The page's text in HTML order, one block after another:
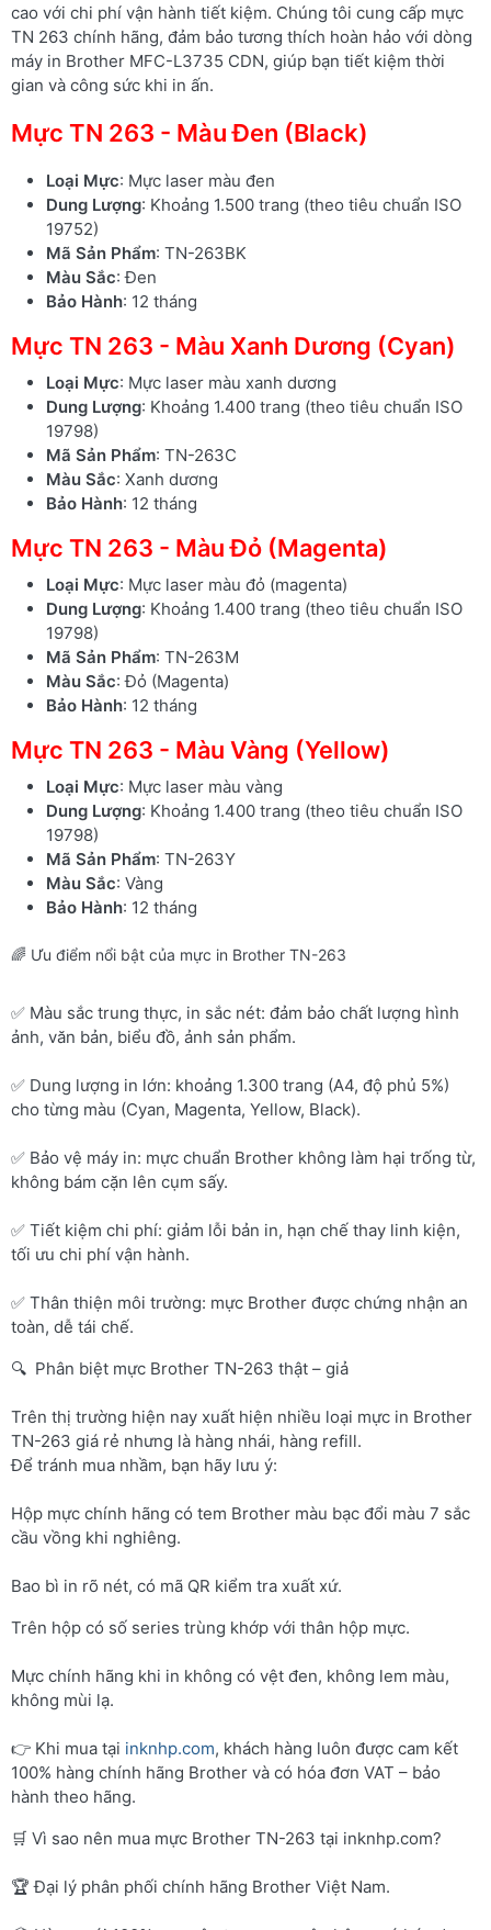
cao với chi phí vận hành tiết kiệm. Chúng tôi cung cấp mực
TN 263 chính hãng, đảm bảo tương thích hoàn hảo với dòng
máy in Brother MFC-L3735 CDN, giúp bạn tiết kiệm thời
gian và công sức khi in ấn.
Mực TN 263 - Màu Đen (Black)
Loại Mực: Mực laser màu đen
Dung Lượng: Khoảng 1.500 trang (theo tiêu chuẩn ISO
19752)
Mã Sản Phẩm: TN-263BK
Màu Sắc: Đen
Bảo Hành: 12 tháng
Mực TN 263 - Màu Xanh Dương (Cyan)
Loại Mực: Mực laser màu xanh dương
Dung Lượng: Khoảng 1.400 trang (theo tiêu chuẩn ISO
19798)
Mã Sản Phẩm: TN-263C
Màu Sắc: Xanh dương
Bảo Hành: 12 tháng
Mực TN 263 - Màu Đỏ (Magenta)
Loại Mực: Mực laser màu đỏ (magenta)
Dung Lượng: Khoảng 1.400 trang (theo tiêu chuẩn ISO
19798)
Mã Sản Phẩm: TN-263M
Màu Sắc: Đỏ (Magenta)
Bảo Hành: 12 tháng
Mực TN 263 - Màu Vàng (Yellow)
Loại Mực: Mực laser màu vàng
Dung Lượng: Khoảng 1.400 trang (theo tiêu chuẩn ISO
19798)
Mã Sản Phẩm: TN-263Y
Màu Sắc: Vàng
Bảo Hành: 12 tháng
🌈 Ưu điểm nổi bật của mực in Brother TN-263
✅ Màu sắc trung thực, in sắc nét: đảm bảo chất lượng hình
ảnh, văn bản, biểu đồ, ảnh sản phẩm.
✅ Dung lượng in lớn: khoảng 1.300 trang (A4, độ phủ 5%)
cho từng màu (Cyan, Magenta, Yellow, Black).
✅ Bảo vệ máy in: mực chuẩn Brother không làm hại trống từ,
không bám cặn lên cụm sấy.
✅ Tiết kiệm chi phí: giảm lỗi bản in, hạn chế thay linh kiện,
tối ưu chi phí vận hành.
✅ Thân thiện môi trường: mực Brother được chứng nhận an
toàn, dễ tái chế.
🔍 Phân biệt mực Brother TN-263 thật – giả
Trên thị trường hiện nay xuất hiện nhiều loại mực in Brother
TN-263 giá rẻ nhưng là hàng nhái, hàng refill.
Để tránh mua nhầm, bạn hãy lưu ý:
Hộp mực chính hãng có tem Brother màu bạc đổi màu 7 sắc
cầu vồng khi nghiêng.
Bao bì in rõ nét, có mã QR kiểm tra xuất xứ.
Trên hộp có số series trùng khớp với thân hộp mực.
Mực chính hãng khi in không có vệt đen, không lem màu,
không mùi lạ.
👉 Khi mua tại inknhp.com, khách hàng luôn được cam kết
100% hàng chính hãng Brother và có hóa đơn VAT – bảo
hành theo hãng.
🛒 Vì sao nên mua mực Brother TN-263 tại inknhp.com?
🏆 Đại lý phân phối chính hãng Brother Việt Nam.